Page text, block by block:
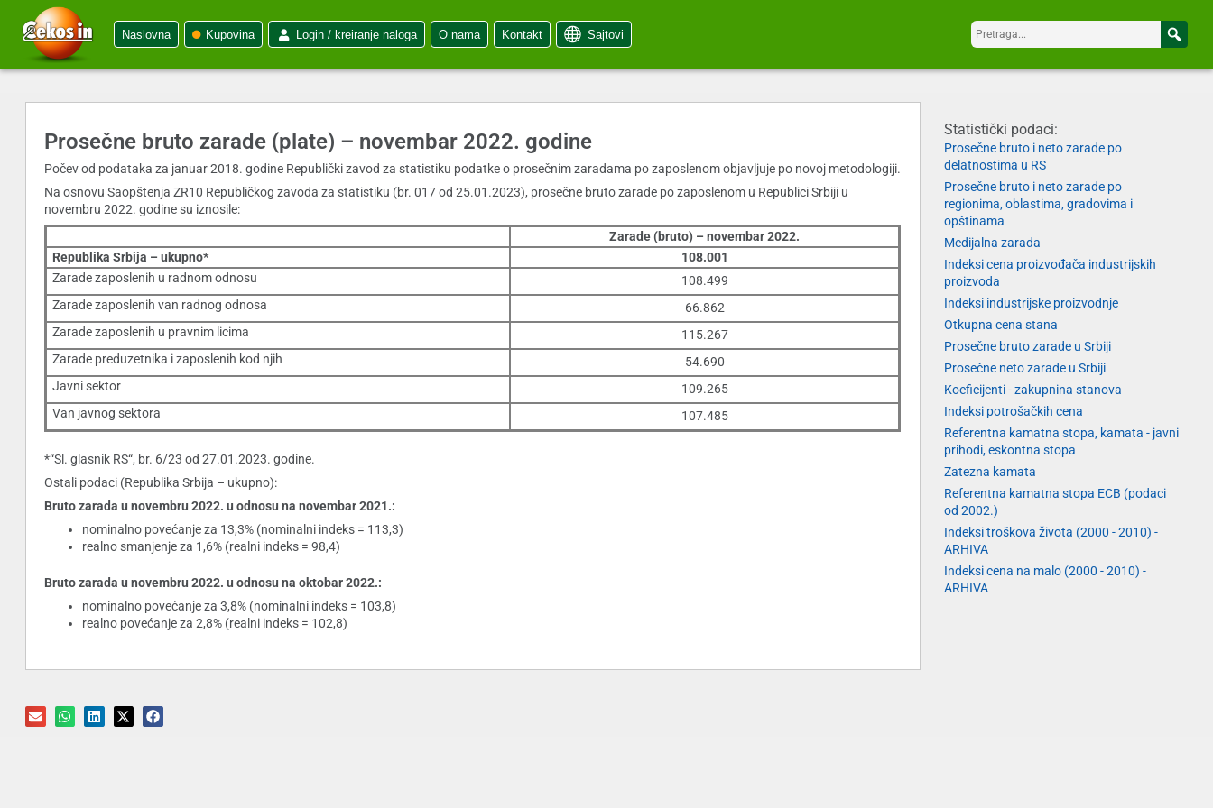
Naslovna Kupovina Login / kreiranje naloga O nama Kontakt Sajtovi
Prosečne bruto zarade (plate) – novembar 2022. godine
Počev od podataka za januar 2018. godine Republički zavod za statistiku podatke o prosečnim zaradama po zaposlenom objavljuje po novoj metodologiji.
Na osnovu Saopštenja ZR10 Republičkog zavoda za statistiku (br. 017 od 25.01.2023), prosečne bruto zarade po zaposlenom u Republici Srbiji u
novembru 2022. godine su iznosile:
Zarade (bruto) – novembar 2022.
Republika Srbija – ukupno*
108.001
Zarade zaposlenih u radnom odnosu
108.499
Zarade zaposlenih van radnog odnosa
66.862
Zarade zaposlenih u pravnim licima
115.267
Zarade preduzetnika i zaposlenih kod njih
54.690
Javni sektor
109.265
Van javnog sektora
107.485
*“Sl. glasnik RS“, br. 6/23 od 27.01.2023. godine.
Ostali podaci (Republika Srbija – ukupno):
Bruto zarada u novembru 2022. u odnosu na novembar 2021.:
nominalno povećanje za 13,3% (nominalni indeks = 113,3)
realno smanjenje za 1,6% (realni indeks = 98,4)
Bruto zarada u novembru 2022. u odnosu na oktobar 2022.:
nominalno povećanje za 3,8% (nominalni indeks = 103,8)
realno povećanje za 2,8% (realni indeks = 102,8)
Statistički podaci:
Prosečne bruto i neto zarade po
delatnostima u RS
Prosečne bruto i neto zarade po
regionima, oblastima, gradovima i
opštinama
Medijalna zarada
Indeksi cena proizvođača industrijskih
proizvoda
Indeksi industrijske proizvodnje
Otkupna cena stana
Prosečne bruto zarade u Srbiji
Prosečne neto zarade u Srbiji
Koeficijenti - zakupnina stanova
Indeksi potrošačkih cena
Referentna kamatna stopa, kamata - javni
prihodi, eskontna stopa
Zatezna kamata
Referentna kamatna stopa ECB (podaci
od 2002.)
Indeksi troškova života (2000 - 2010) -
ARHIVA
Indeksi cena na malo (2000 - 2010) -
ARHIVA